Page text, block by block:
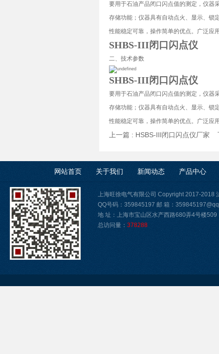
要用于石油产品闭口闪点值的测定，仪器
存储功能；仪器具有自动点火、显示、锁
性能稳定可靠，操作简单的优点。广泛应
SHBS-III闭口闪点仪
二、技术参数
SHBS-III闭口闪点仪
要用于石油产品闭口闪点值的测定，仪器
存储功能；仪器具有自动点火、显示、锁
性能稳定可靠，操作简单的优点。广泛应
上一篇 : HSBS-III闭口闪点仪厂家
网站首页 关于我们 新闻动态 产品中心
上海旺徐电气有限公司 Copyright 2017-2018
QQ号码：359845197 邮 箱：
地 址：上海市宝山区水产西路680弄4号楼509
总访问量： 378288